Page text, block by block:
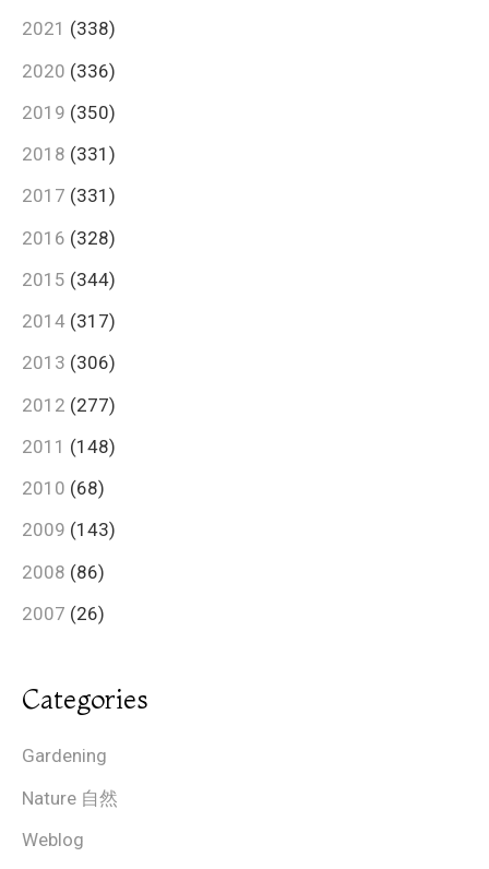
2021 (338)
2020 (336)
2019 (350)
2018 (331)
2017 (331)
2016 (328)
2015 (344)
2014 (317)
2013 (306)
2012 (277)
2011 (148)
2010 (68)
2009 (143)
2008 (86)
2007 (26)
Categories
Gardening
Nature 自然
Weblog